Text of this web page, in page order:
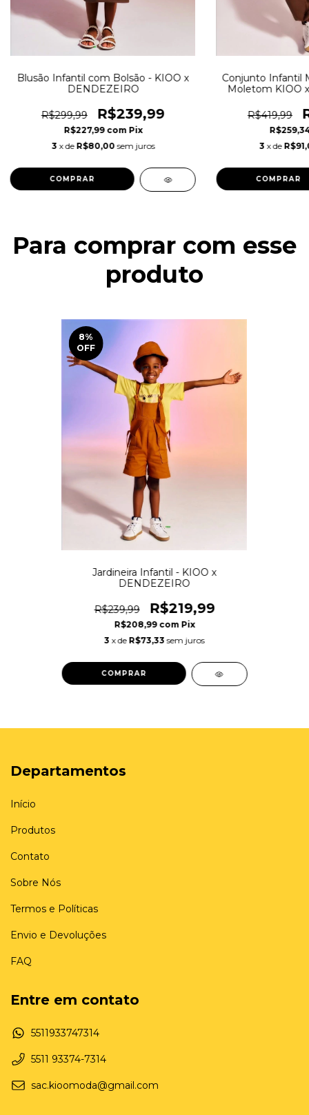
Blusão Infantil com Bolsão - KIOO x
DENDEZEIRO
R$299,99 R$239,99
R$227,99 com Pix
3 x de R$80,00 sem juros
COMPRAR
Conjunto Infantil
Moletom KIOO
R$419,99
3 x de
COMPRAR
Para comprar com esse
produto
8%
OFF
Jardineira Infantil - KIOO x
DENDEZEIRO
R$239,99 R$219,99
R$208,99 com Pix
3 x de R$73,33 sem juros
COMPRAR
Departamentos
Início
Produtos
Contato
Sobre Nós
Termos e Políticas
Envio e Devoluções
FAQ
Entre em contato
5511933747314
5511 93374-7314
sac.kioomoda@gmail.com